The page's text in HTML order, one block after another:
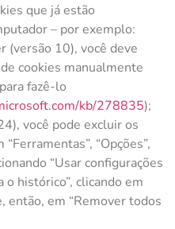
que já estão
– por exemplo:
(versão 10), você deve
cookies manualmente
fazê-lo
kb/278835);
você pode excluir os
“Opções”,
“Usar configurações
o histórico”, clicando em
então, em “Remover todos